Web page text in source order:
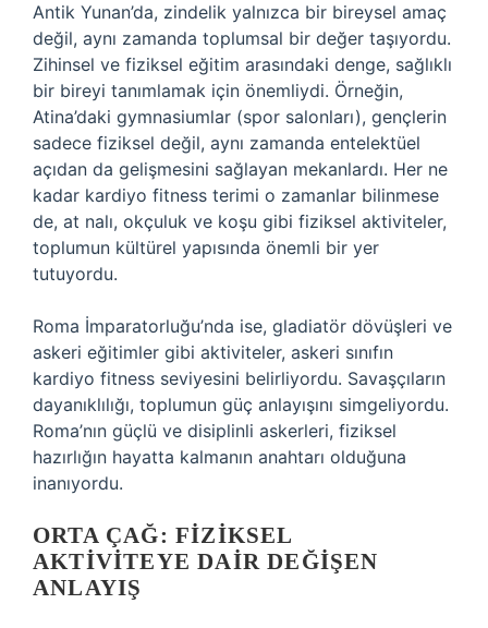
Antik Yunan’da, zindelik yalnızca bir bireysel amaç
değil, aynı zamanda toplumsal bir değer taşıyordu.
Zihinsel ve fiziksel eğitim arasındaki denge, sağlıklı
bir bireyi tanımlamak için önemliydi. Örneğin,
Atina’daki gymnasiumlar (spor salonları), gençlerin
sadece fiziksel değil, aynı zamanda entelektüel
açıdan da gelişmesini sağlayan mekanlardı. Her ne
kadar kardiyo fitness terimi o zamanlar bilinmese
de, at nalı, okçuluk ve koşu gibi fiziksel aktiviteler,
toplumun kültürel yapısında önemli bir yer
tutuyordu.
Roma İmparatorluğu’nda ise, gladiatör dövüşleri ve
askeri eğitimler gibi aktiviteler, askeri sınıfın
kardiyo fitness seviyesini belirliyordu. Savaşçıların
dayanıklılığı, toplumun güç anlayışını simgeliyordu.
Roma’nın güçlü ve disiplinli askerleri, fiziksel
hazırlığın hayatta kalmanın anahtarı olduğuna
inanıyordu.
ORTA ÇAĞ: FIZIKSEL
AKTIVITEYE DAIR DEĞIŞEN
ANLAYIŞ